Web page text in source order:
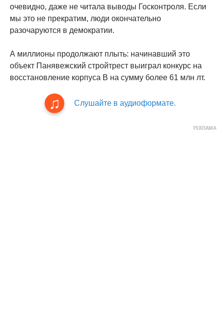
очевидно, даже не читала выводы Госконтроля. Если
мы это не прекратим, люди окончательно
разочаруются в демократии.
А миллионы продолжают плыть: начинавший это
объект Панявежский стройтрест выиграл конкурс на
восстановление корпуса В на сумму более 61 млн лт.
Слушайте в аудиоформате.